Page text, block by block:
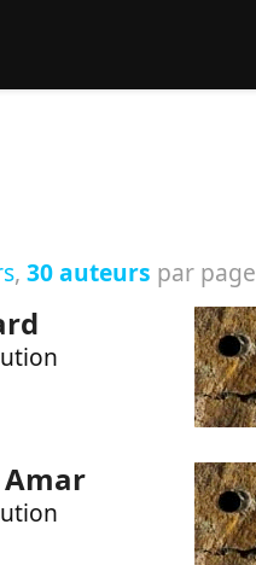
, 30 auteurs par page